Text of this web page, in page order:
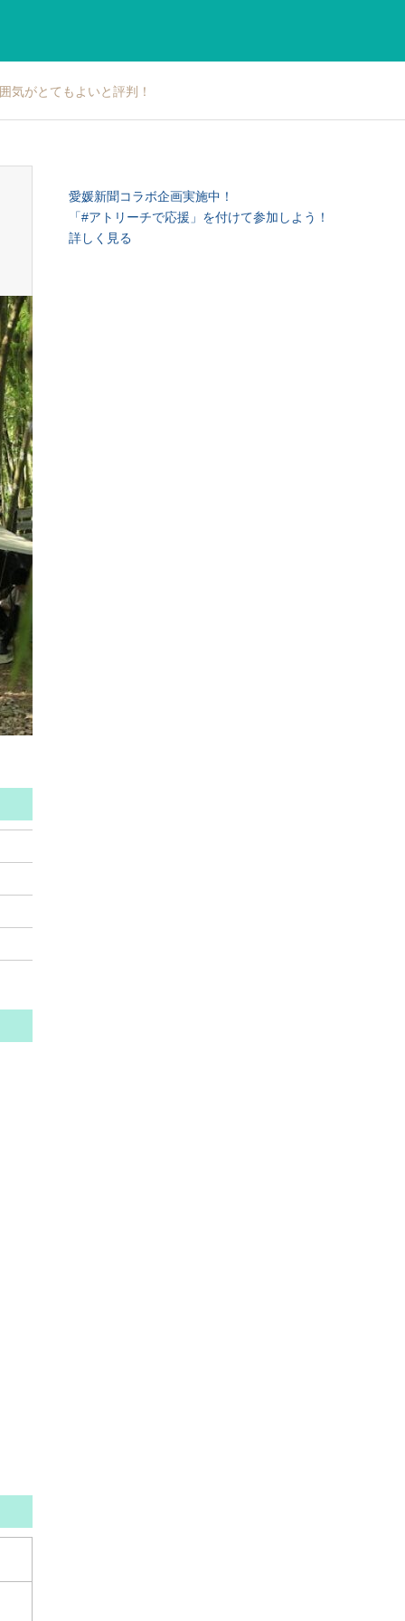
気がとてもよいと評判！
愛媛新聞コラボ企画実施中！
「#アトリーチで応援」を付けて参加しよう！
詳しく見る